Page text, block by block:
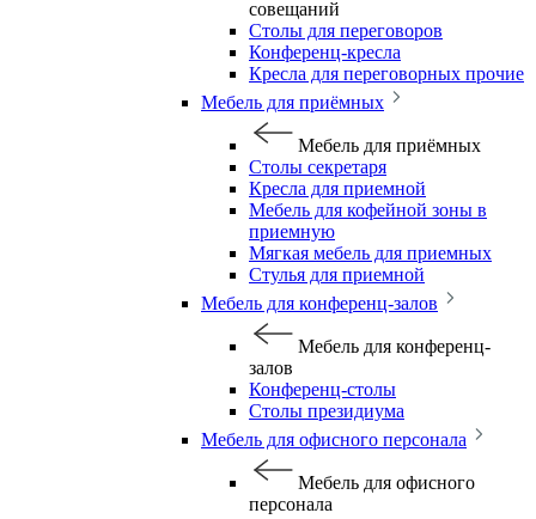
совещаний
Столы для переговоров
Конференц-кресла
Кресла для переговорных прочие
Мебель для приёмных
Мебель для приёмных
Столы секретаря
Кресла для приемной
Мебель для кофейной зоны в
приемную
Мягкая мебель для приемных
Стулья для приемной
Мебель для конференц-залов
Мебель для конференц-
залов
Конференц-столы
Столы президиума
Мебель для офисного персонала
Мебель для офисного
персонала